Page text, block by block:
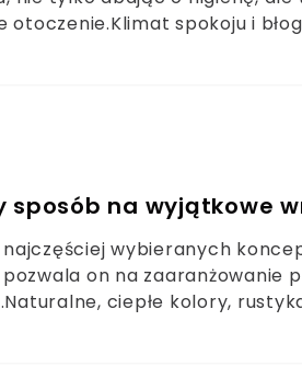
spokoju i
sposób na wyjątkowe
wybieranych
on na zaaranżowanie
ciepłe kolory,